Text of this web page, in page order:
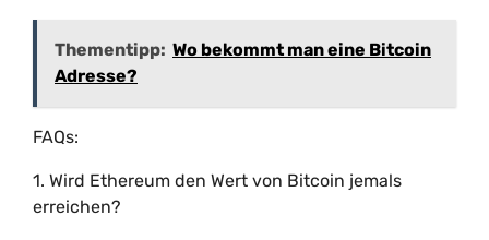
Thementipp: Wo bekommt man eine Bitcoin
Adresse?
FAQs:
1. Wird Ethereum den Wert von Bitcoin jemals
erreichen?